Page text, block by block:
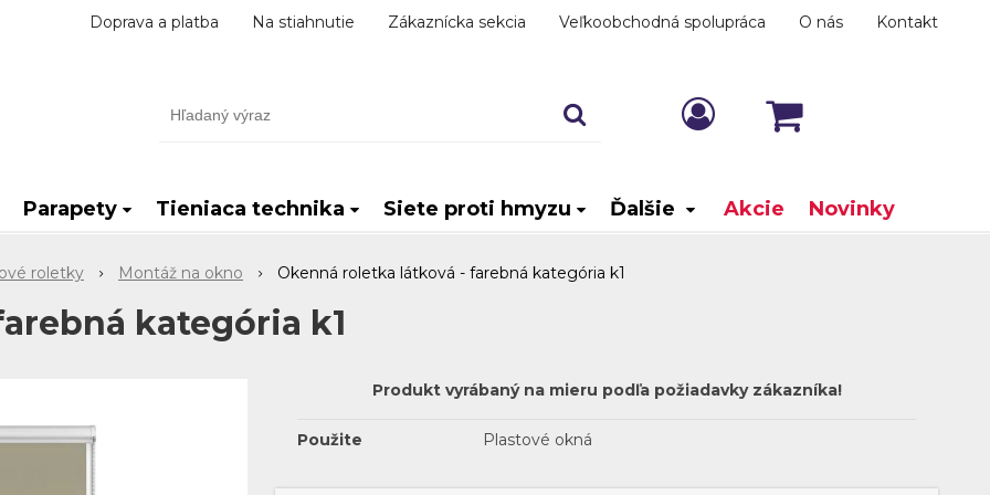
Doprava a platba Na stiahnutie Zákaznícka sekcia Veľkoobchodná spolupráca O nás Kontakt
Parapety Tieniaca technika Siete proti hmyzu Ďalšie Akcie Novinky
roletky Montáž na okno Okenná roletka látková - farebná kategória k1
kategória k1
Produkt vyrábaný na mieru podľa požiadavky zákazníka!
Použite Plastové okná